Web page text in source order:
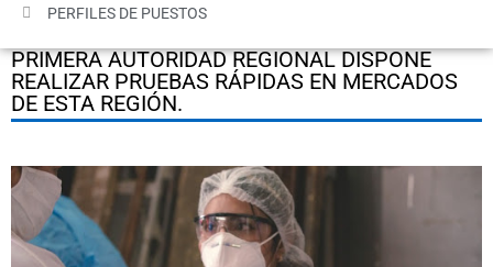
PERFILES DE PUESTOS
PRIMERA AUTORIDAD REGIONAL DISPONE
REALIZAR PRUEBAS RÁPIDAS EN MERCADOS
DE ESTA REGIÓN.